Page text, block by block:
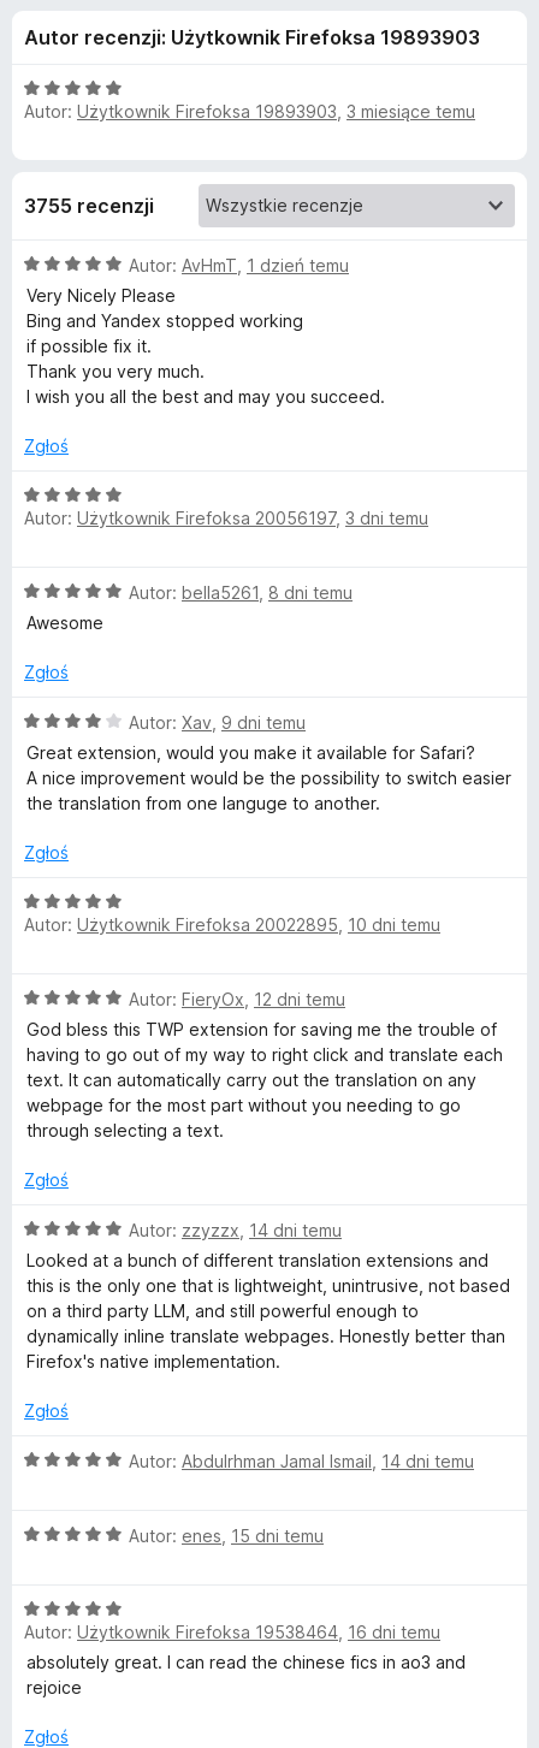
r
i
r
e
f
o
x
e
d
o
d
a
t
k
u
T
W
-
T
r
a
n
s
l
a
e
W
e
P
a
e
s
Autor recenzji: Użytkownik Firefoksa 19893903
O
c
:
/
5
Autor: Użytkownik Firefoksa 19893903 3 miesiące temu
3755 recenzji
O
c
e
n
a
:
/
Autor: AvHmT 1 dzień temu
Very Nicely Please
Bing and Yandex stopped working
if possible fix it.
Thank you very much.
I wish you all the best and may you succeed.
Zgłoś
O
c
a
/
Autor: Użytkownik Firefoksa 20056197, 3 dni temu
O
c
n
:
5
5
Autor: bella5261 8 dni temu
Awesome
Zgłoś
O
c
e
n
:
/
5
Autor: Xav 9 dni temu
Great extension, would you make it available for Safari?
A nice improvement would be the possibility to switch easier
the translation from one languge to another.
Zgłoś
O
c
a
:
5
/
5
Autor: Użytkownik Firefoksa 20022895 10 dni temu
O
c
e
n
a
:
/
Autor: FieryOx 12 dni temu
God bless this TWP extension for saving me the trouble of
having to go out of my way to right click and translate each
text. It can automatically carry out the translation on any
webpage for the most part without you needing to go
through selecting a text.
Zgłoś
O
c
e
n
a
:
/
Autor: zzyzzx 14 dni temu
Looked at a bunch of different translation extensions and
this is the only one that is lightweight, unintrusive, not based
on a third party LLM, and still powerful enough to
dynamically inline translate webpages. Honestly better than
Firefox's native implementation.
Zgłoś
O
n
5
/
5
Autor: Abdulrhman Jamal Ismail 14 dni temu
O
n
a
:
5
5
Autor: enes 15 dni temu
O
c
e
n
:
Autor: Użytkownik Firefoksa 19538464 16 dni temu
absolutely great. I can read the chinese fics in ao3 and
rejoice
Zgłoś